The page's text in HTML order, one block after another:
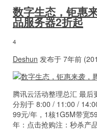
数字生态，钜惠
品服务器2折起
4
Deshun 发布于 7年前
腾讯云活动整理总汇 最后
分别于 8:00 / 11:00 /
99元/年，1核1G5M带宽
年：点击抢购注：秒杀产